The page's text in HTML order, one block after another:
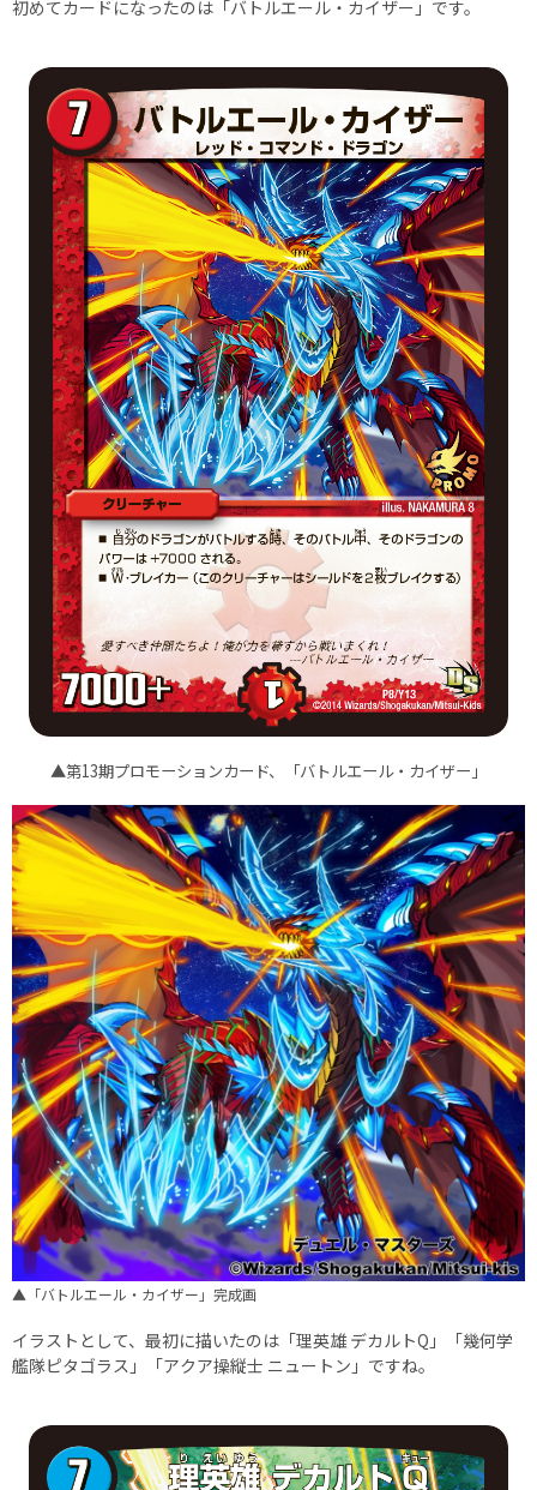
初めてカードになったのは「バトルエール・カイザー」です。
▲第13期プロモーションカード、「バトルエール・カイザー」
▲「バトルエール・カイザー」完成画
イラストとして、最初に描いたのは「理英雄 デカルトQ」「幾何学
艦隊ピタゴラス」「アクア操縦士 ニュートン」ですね。